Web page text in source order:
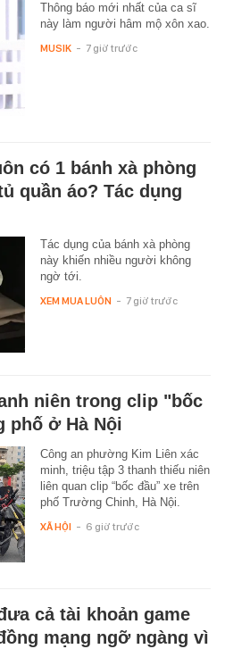
Thông báo mới nhất của ca sĩ
này làm người hâm mộ xôn xao.
MUSIK - 7 giờ trước
có 1 bánh xà phòng
quần áo? Tác dụng
Tác dụng của bánh xà phòng
này khiến nhiều người không
ngờ tới.
XEM MUA LUÔN - 7 giờ trước
niên trong clip "bốc
phố ở Hà Nội
Công an phường Kim Liên xác
minh, triệu tập 3 thanh thiếu niên
liên quan clip “bốc đầu” xe trên
phố Trường Chinh, Hà Nội.
XÃ HỘI - 6 giờ trước
cả tài khoản game
mạng ngỡ ngàng vì